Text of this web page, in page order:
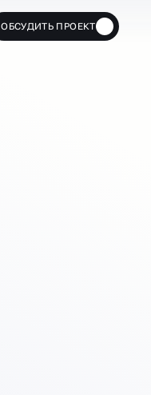
ОБСУДИТЬ ПРОЕКТ